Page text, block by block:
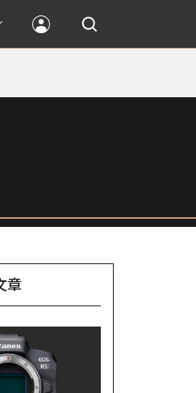
章